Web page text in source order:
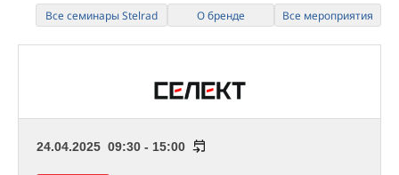
Все семинары Stelrad О бренде Все мероприятия
24.04.2025 09:30 - 15:00